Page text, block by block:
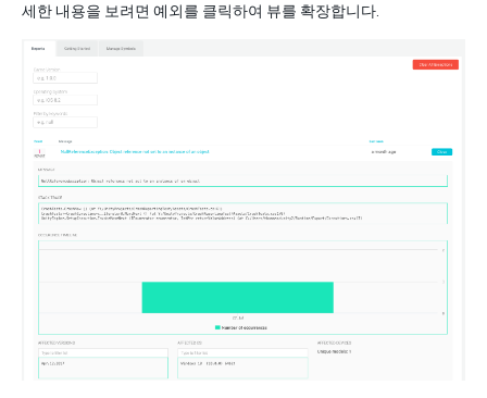
세한 내용을 보려면 예외를 클릭하여 뷰를 확장합니다.